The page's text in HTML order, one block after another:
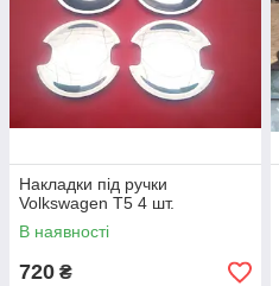
Накладки під ручки
Volkswagen T5 4 шт.
В наявності
720 ₴